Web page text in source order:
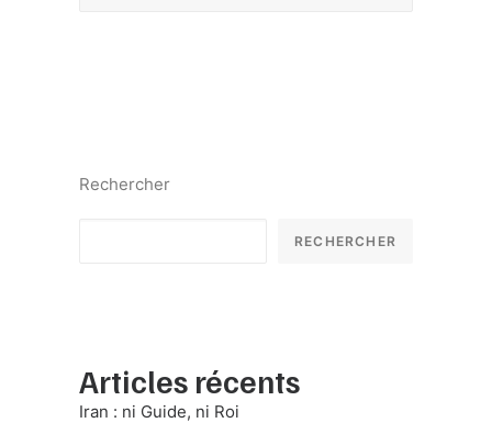
Rechercher
RECHERCHER
Articles récents
Iran : ni Guide, ni Roi